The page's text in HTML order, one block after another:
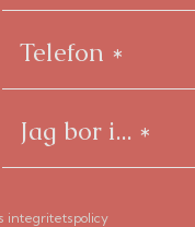
integritetspolicy